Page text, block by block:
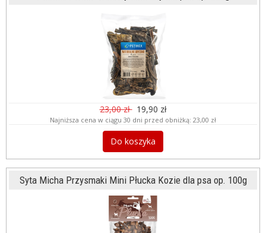
23,00 zł 19,90 zł
Najniższa cena w ciągu 30 dni przed obniżką: 23,00 zł
Do koszyka
Syta Micha Przysmaki Mini Płucka Kozie dla psa op. 100g